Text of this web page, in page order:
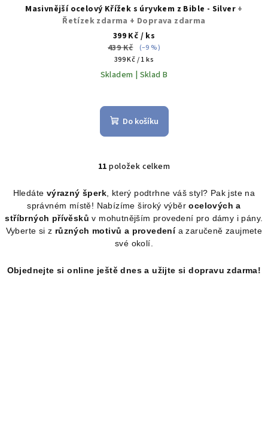
Masivnější ocelový Křížek s úryvkem z Bible - Silver +
Řetízek zdarma + Doprava zdarma
399 Kč / ks
439 Kč
(–9 %)
Měrná
cena:
399 Kč / 1 ks
Skladem | Sklad B
hodnocení
produktu
5
Do košíku
O
l
á
d
a
í
11 položek celkem
Hledáte výrazný šperk , který podtrhne váš styl? Pak jste na
správném místě! Nabízíme široký výběrocelových a
stříbrných přívěsků v mohutnějším provedení pro dámy i pány.
Vyberte si z různých motivů a provedenía zaručeně zaujmete
své okolí.
Objednejte si online ještě dnes a užijte si dopravu zdarma!